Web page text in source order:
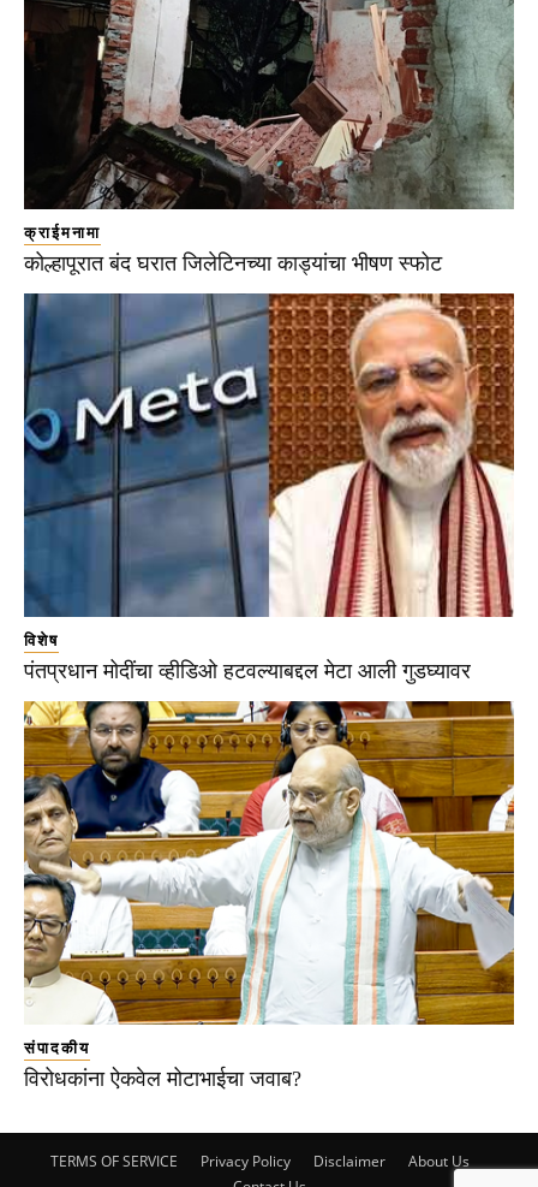
क्राईमनामा
कोल्हापूरात बंद घरात जिलेटिनच्या काड्यांचा भीषण स्फोट
विशेष
पंतप्रधान मोदींचा व्हीडिओ हटवल्याबद्दल मेटा आली गुडघ्यावर
संपादकीय
विरोधकांना ऐकवेल मोटाभाईचा जवाब?
TERMS OF SERVICE Privacy Policy Disclaimer
About Us